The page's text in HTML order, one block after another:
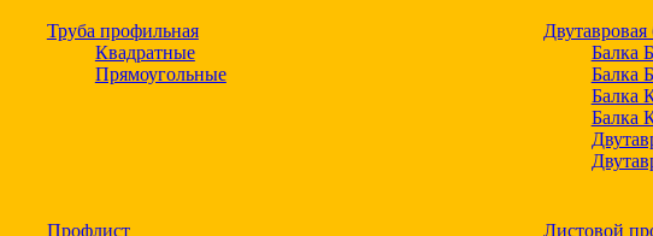
Труба профильная
Квадратные
Прямоугольные
Двутавровая
Балка
Балка
Балка
Балка
Профлист
Листовой